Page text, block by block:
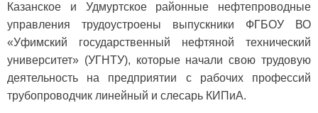
Казанское и Удмуртское районные нефтепроводные
управления трудоустроены выпускники ФГБОУ ВО
«Уфимский государственный нефтяной технический
университет» (УГНТУ), которые начали свою трудовую
деятельность на предприятии с рабочих профессий
трубопроводчик линейный и слесарь КИПиА.